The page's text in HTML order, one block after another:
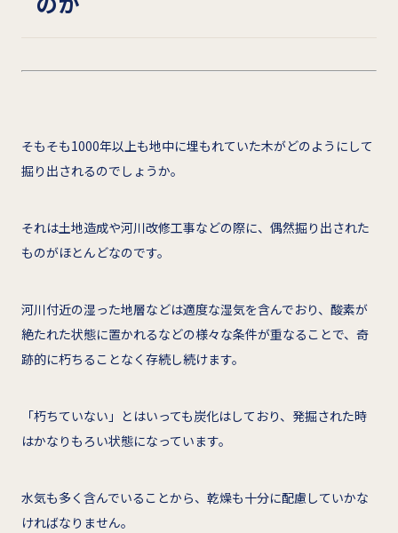
そもそも1000年以上も地中に埋もれていた木がどのようにして
掘り出されるのでしょうか。
それは土地造成や河川改修工事などの際に、偶然掘り出された
ものがほとんどなのです。
河川付近の湿った地層などは適度な湿気を含んでおり、酸素が
絶たれた状態に置かれるなどの様々な条件が重なることで、奇
跡的に朽ちることなく存続し続けます。
「朽ちていない」とはいっても炭化はしており、発掘された時
はかなりもろい状態になっています。
水気も多く含んでいることから、乾燥も十分に配慮していかな
ければなりません。